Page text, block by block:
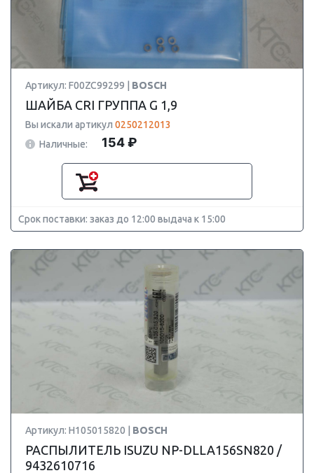
Артикул: F00ZC99299 | BOSCH
ШАЙБА CRI ГРУППА G 1,9
Вы искали артикул 0250212013
Наличные:
154 ₽
Срок поставки: заказ до 12:00 выдача к 15:00
Артикул: H105015820 | BOSCH
РАСПЫЛИТЕЛЬ ISUZU NP-DLLA156SN820 /
9432610716